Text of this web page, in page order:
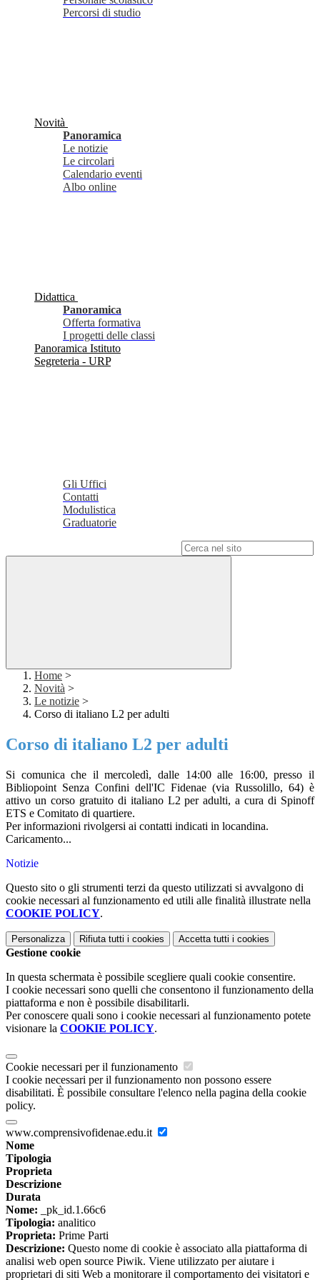
Percorsi di studio
Novità
Panoramica
Le notizie
Le circolari
Calendario eventi
Albo online
Didattica
Panoramica
Offerta formativa
I progetti delle classi
Panoramica Istituto
Segreteria - URP
Gli Uffici
Contatti
Modulistica
Graduatorie
Home >
Novità >
Le notizie >
Corso di italiano L2 per adulti
Corso di italiano L2 per adulti
Si comunica che il mercoledì, dalle 14:00 alle 16:00, presso il
Bibliopoint Senza Confini dell'IC Fidenae (via Russolillo, 64) è
attivo un corso gratuito di italiano L2 per adulti, a cura di Spinoff
ETS e Comitato di quartiere.
Per informazioni rivolgersi ai contatti indicati in locandina.
Caricamento...
Notizie
Questo sito o gli strumenti terzi da questo utilizzati si avvalgono di
cookie necessari al funzionamento ed utili alle finalità illustrate nella
COOKIE POLICY.
Personalizza Rifiuta tutti i cookies Accetta tutti i cookies
Gestione cookie
In questa schermata è possibile scegliere quali cookie consentire.
I cookie necessari sono quelli che consentono il funzionamento della
piattaforma e non è possibile disabilitarli.
Per conoscere quali sono i cookie necessari al funzionamento potete
visionare la COOKIE POLICY.
Cookie necessari per il funzionamento
I cookie necessari per il funzionamento non possono essere
disabilitati. È possibile consultare l'elenco nella pagina della cookie
policy.
www.comprensivofidenae.edu.it
Nome
Tipologia
Proprieta
Descrizione
Durata
Nome: _pk_id.1.66c6
Tipologia: analitico
Proprieta: Prime Parti
Descrizione: Questo nome di cookie è associato alla piattaforma di
analisi web open source Piwik. Viene utilizzato per aiutare i
proprietari di siti Web a monitorare il comportamento dei visitatori e